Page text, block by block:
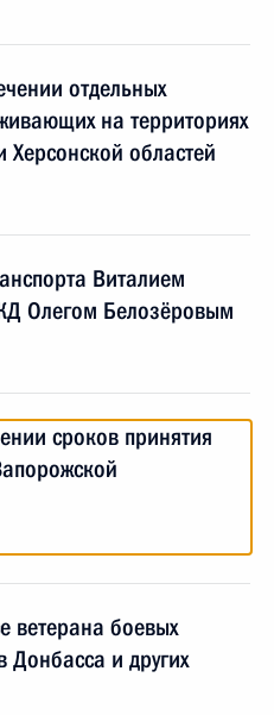
отдельных
на территориях
областей
Виталием
Олегом Белозёровым
сроков принятия
ветерана боевых
Донбасса и других